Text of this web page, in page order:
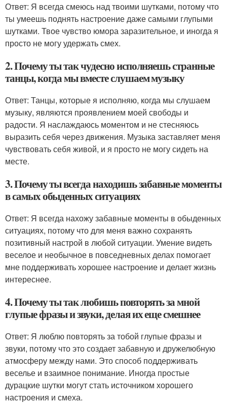
Ответ: Я всегда смеюсь над твоими шутками, потому что
ты умеешь поднять настроение даже самыми глупыми
шутками. Твое чувство юмора заразительное, и иногда я
просто не могу удержать смех.
2. Почему ты так чудесно исполняешь странные
танцы, когда мы вместе слушаем музыку
Ответ: Танцы, которые я исполняю, когда мы слушаем
музыку, являются проявлением моей свободы и
радости. Я наслаждаюсь моментом и не стесняюсь
выразить себя через движения. Музыка заставляет меня
чувствовать себя живой, и я просто не могу сидеть на
месте.
3. Почему ты всегда находишь забавные моменты
в самых обыденных ситуациях
Ответ: Я всегда нахожу забавные моменты в обыденных
ситуациях, потому что для меня важно сохранять
позитивный настрой в любой ситуации. Умение видеть
веселое и необычное в повседневных делах помогает
мне поддерживать хорошее настроение и делает жизнь
интереснее.
4. Почему ты так любишь повторять за мной
глупые фразы и звуки, делая их еще смешнее
Ответ: Я люблю повторять за тобой глупые фразы и
звуки, потому что это создает забавную и дружелюбную
атмосферу между нами. Это способ поддерживать
веселье и взаимное понимание. Иногда простые
дурацкие шутки могут стать источником хорошего
настроения и смеха.